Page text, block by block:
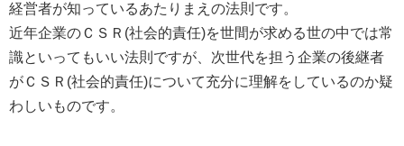
経営者が知っているあたりまえの法則です。
近年企業のＣＳＲ(社会的責任)を世間が求める世の中では常
識といってもいい法則ですが、次世代を担う企業の後継者
がＣＳＲ(社会的責任)について充分に理解をしているのか疑
わしいものです。